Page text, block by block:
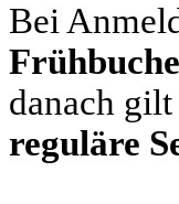
Bei
danach gilt
reguläre